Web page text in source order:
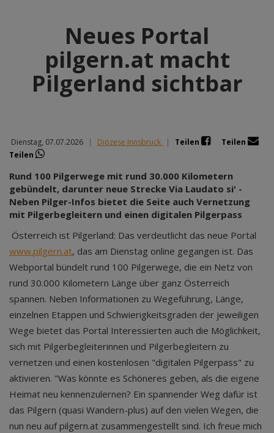
Neues Portal
pilgern.at macht
Pilgerland sichtbar
Dienstag, 07.07.2026 | Diözese Innsbruck | Teilen
Teilen
Teilen
Rund 100 Pilgerwege mit rund 30.000 Kilometern
gebündelt, darunter neue Strecke Via Laudato si' -
Neben Pilger-Infos bietet die Seite auch Vernetzung
mit Pilgerbegleitern und einen digitalen Pilgerpass
Österreich ist Pilgerland: Das verdeutlicht das neue Portal
www.pilgern.at, das am Dienstag online gegangen ist. Das
Webportal bündelt rund 100 Pilgerwege, die ein Netz von
rund 30.000 Kilometern Länge über ganz Österreich
spannen. Neben Informationen zu Wegeführung, Länge,
einzelnen Etappen und Schwierigkeitsgraden der jeweiligen
Wege bietet das Portal Interessierten auch die Möglichkeit,
sich mit Pilgerbegleiterinnen und Pilgerbegleitern zu
vernetzen und einen kostenlosen "digitalen Pilgerpass" zu
aktivieren. "Was könnte es Schöneres geben, als die eigene
Heimat neu kennenzulernen? Ein spannender Weg dafür ist
das Pilgern (quasi Wandern-plus) auf den vielen Wegen, die
nun neu auf pilgern.at zusammengestellt sind. Ich freue mich